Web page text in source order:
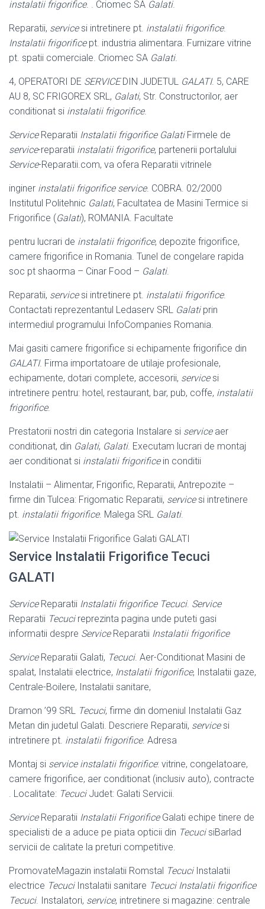
instalatii frigorifice. . Criomec SA Galati.
Reparatii, servicesi intretinere pt. instalatii frigorifice.
Instalatii frigorificept. industria alimentara. Furnizare vitrine
pt. spatii comerciale. Criomec SA Galati.
4, OPERATORI DE SERVICEDIN JUDETUL GALATI. 5, CARE
AU 8, SC FRIGOREX SRL, Galati, Str. Constructorilor, aer
conditionat si instalatii frigorifice.
ServiceReparatii Instalatii frigorifice GalatiFirmele de
service-reparatii instalatii frigorifice, partenerii portalului
Service-Reparatii.com, va ofera Reparatii vitrinele
inginer instalatii frigorifice service. COBRA. 02/2000
Institutul Politehnic Galati, Facultatea de Masini Termice si
Frigorifice (Galati), ROMANIA. Facultate
pentru lucrari de instalatii frigorifice, depozite frigorifice,
camere frigorifice in Romania. Tunel de congelare rapida
soc pt shaorma – Cinar Food – Galati.
Reparatii, servicesi intretinere pt. instalatii frigorifice.
Contactati reprezentantul Ledaserv SRL Galatiprin
intermediul programului InfoCompanies Romania.
Mai gasiti camere frigorifice si echipamente frigorifice din
GALATI. Firma importatoare de utilaje profesionale,
echipamente, dotari complete, accesorii, servicesi
intretinere pentru: hotel, restaurant, bar, pub, coffe, instalatii
frigorifice.
Prestatorii nostri din categoria Instalare si serviceaer
conditionat, din Galati, Galati. Executam lucrari de montaj
aer conditionat si instalatii frigorificein conditii
Instalatii – Alimentar, Frigorific, Reparatii, Antrepozite –
firme din Tulcea: Frigomatic Reparatii, servicesi intretinere
pt. instalatii frigorifice. Malega SRL Galati.
Service Instalatii Frigorifice Tecuci
GALATI
ServiceReparatii Instalatii frigorifice Tecuci. Service
Reparatii Tecucireprezinta pagina unde puteti gasi
informatii despre ServiceReparatii Instalatii frigorifice
ServiceReparatii Galati, Tecuci. Aer-Conditionat Masini de
spalat, Instalatii electrice, Instalatii frigorifice, Instalatii gaze,
Centrale-Boilere, Instalatii sanitare,
Dramon ’99 SRL Tecuci, firme din domeniul Instalatii Gaz
Metan din judetul Galati. Descriere Reparatii, servicesi
intretinere pt. instalatii frigorifice. Adresa
Montaj si service instalatii frigorifice: vitrine, congelatoare,
camere frigorifice, aer conditionat (inclusiv auto), contracte
. Localitate: TecuciJudet: Galati Servicii.
ServiceReparatii Instalatii FrigorificeGalati echipe tinere de
specialisti de a aduce pe piata opticii din TecucisiBarlad
servicii de calitate la preturi competitive.
PromovateMagazin instalatii Romstal TecuciInstalatii
electrice TecuciInstalatii sanitare Tecuci Instalatii frigorifice
Tecuci. Instalatori, service, intretinere si magazine: centrale